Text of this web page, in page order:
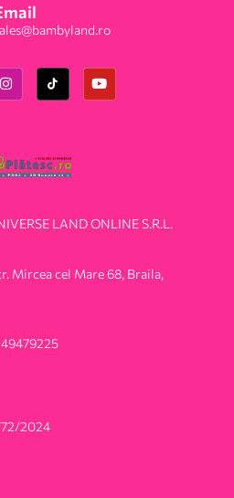
LAND ONLINE S.R.L.
Mircea cel Mare 68, Braila,
72/2024